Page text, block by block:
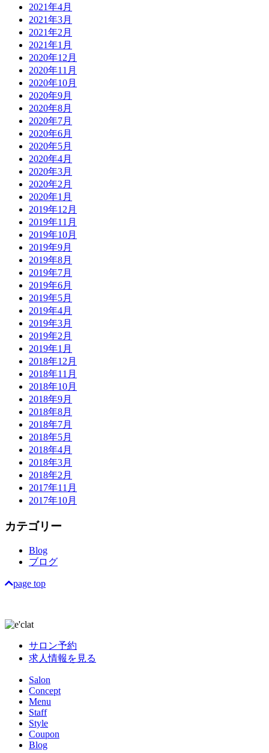
2021年4月
2021年3月
2021年2月
2021年1月
2020年12月
2020年11月
2020年10月
2020年9月
2020年8月
2020年7月
2020年6月
2020年5月
2020年4月
2020年3月
2020年2月
2020年1月
2019年12月
2019年11月
2019年10月
2019年9月
2019年8月
2019年7月
2019年6月
2019年5月
2019年4月
2019年3月
2019年2月
2019年1月
2018年12月
2018年11月
2018年10月
2018年9月
2018年8月
2018年7月
2018年5月
2018年4月
2018年3月
2018年2月
2017年11月
2017年10月
カテゴリー
Blog
ブログ
page top
サロン予約
求人情報を見る
Salon
Concept
Menu
Staff
Style
Coupon
Blog